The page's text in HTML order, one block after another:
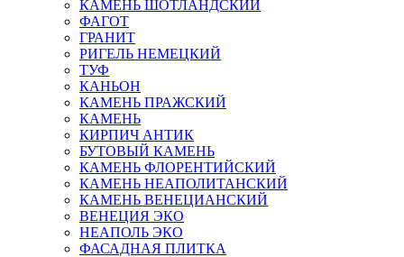
КАМЕНЬ ШОТЛАНДСКИЙ
ФАГОТ
ГРАНИТ
РИГЕЛЬ НЕМЕЦКИЙ
ТУФ
КАНЬОН
КАМЕНЬ ПРАЖСКИЙ
КАМЕНЬ
КИРПИЧ АНТИК
БУТОВЫЙ КАМЕНЬ
КАМЕНЬ ФЛОРЕНТИЙСКИЙ
КАМЕНЬ НЕАПОЛИТАНСКИЙ
КАМЕНЬ ВЕНЕЦИАНСКИЙ
ВЕНЕЦИЯ ЭКО
НЕАПОЛЬ ЭКО
ФАСАДНАЯ ПЛИТКА